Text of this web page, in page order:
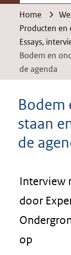
Home
Producten en
Essays,
Bodem en
de agenda
Bodem
staan
de
Interview
door
op